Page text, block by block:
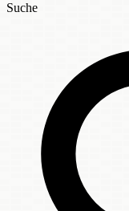
Suche